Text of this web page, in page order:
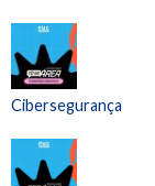
Cibersegurança